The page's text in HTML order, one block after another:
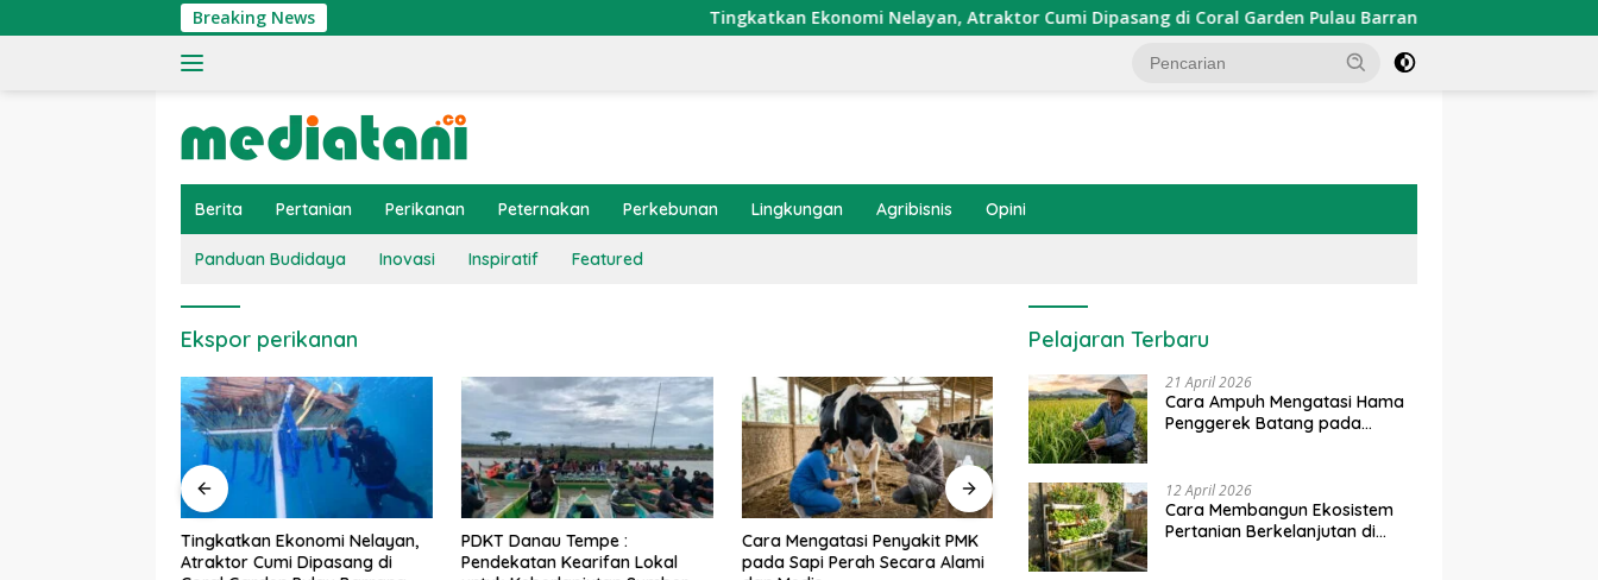
ke
Breaking News Tingkatkan Ekonomi Nelayan, Atraktor Cumi Dipasang di Coral Garden Pulau Barrang Caddi
Berita Pertanian Perikanan Peternakan Perkebunan Lingkungan Agribisnis Opini
Panduan Budidaya Inovasi Inspiratif Featured
Ekspor perikanan
PDKT Danau Tempe :
Pendekatan Kearifan Lokal
Cara Mengatasi Penyakit PMK
pada Sapi Perah Secara Alami
Dosis dan Cara Pemupukan
Tanaman Padi pada Fase
Penerapan IoT dalam
Pertanian Modern di Indonesia
Ekonomi Sumber Daya Lahan:
Pelajaran Terbaru
21 April 2026
Cara Ampuh Mengatasi Hama
Penggerek Batang pada
12 April 2026
Cara Membangun Ekosistem
Pertanian Berkelanjutan di